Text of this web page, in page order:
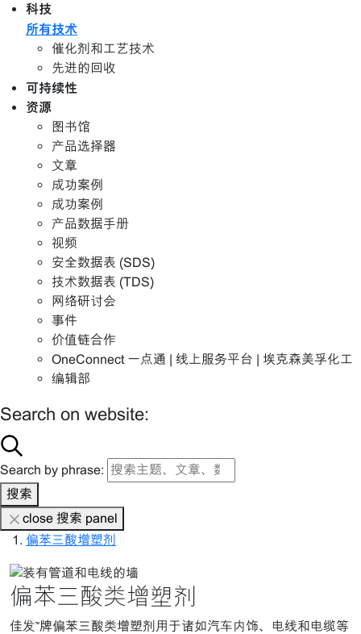
科技
所有技术
催化剂和工艺技术
先进的回收
可持续性
资源
图书馆
产品选择器
文章
成功案例
成功案例
产品数据手册
视频
安全数据表 (SDS)
技术数据表 (TDS)
网络研讨会
事件
价值链合作
OneConnect 一点通 | 线上服务平台 | 埃克森美孚化工
编辑部
Search on website:
Search by phrase:
搜索
close 搜索 panel
偏苯三酸增塑剂
偏苯三酸类增塑剂
佳发™牌偏苯三酸类增塑剂用于诸如汽车内饰、电线和电缆等